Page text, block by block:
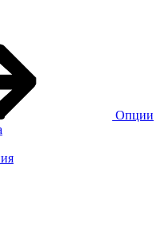
Опции